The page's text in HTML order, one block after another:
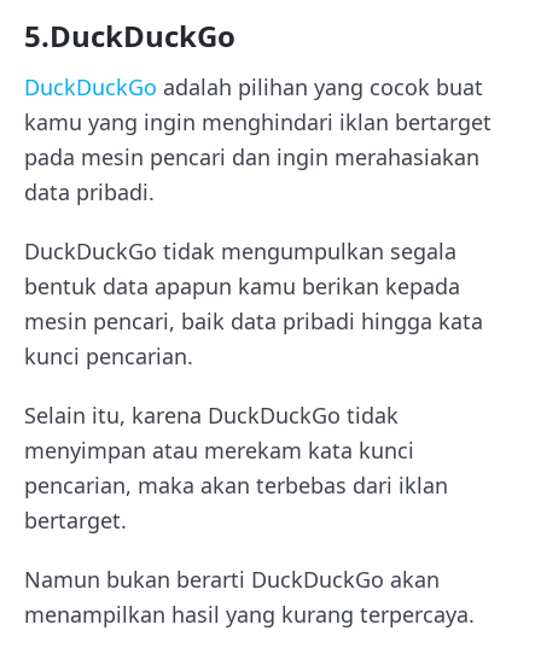
5.DuckDuckGo
DuckDuckGo adalah pilihan yang cocok buat
kamu yang ingin menghindari iklan bertarget
pada mesin pencari dan ingin merahasiakan
data pribadi.
DuckDuckGo tidak mengumpulkan segala
bentuk data apapun kamu berikan kepada
mesin pencari, baik data pribadi hingga kata
kunci pencarian.
Selain itu, karena DuckDuckGo tidak
menyimpan atau merekam kata kunci
pencarian, maka akan terbebas dari iklan
bertarget.
Namun bukan berarti DuckDuckGo akan
menampilkan hasil yang kurang terpercaya.